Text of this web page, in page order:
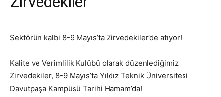
Sektörün kalbi 8-9 Mayıs’ta Zirvedekiler’de atıyor!
Kalite ve Verimlilik Kulübü olarak düzenlediğimiz
Zirvedekiler, 8-9 Mayıs’ta Yıldız Teknik Üniversitesi
Davutpaşa Kampüsü Tarihi Hamam’da!